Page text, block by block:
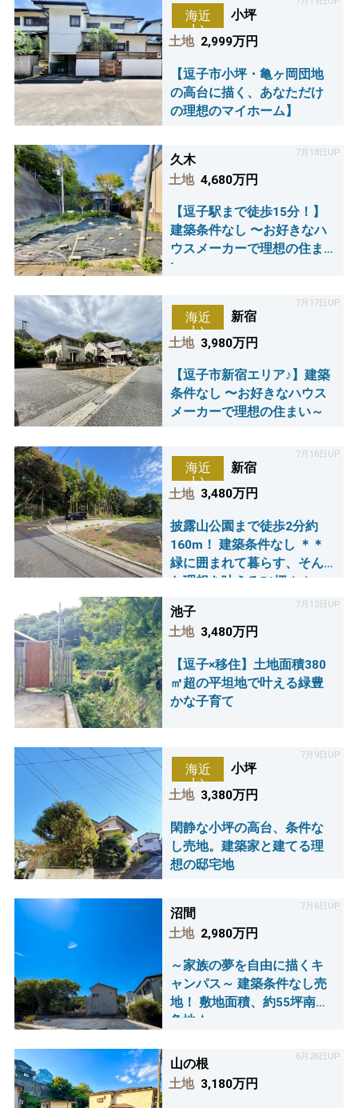
海近
い
小坪
土地 2,999万円
【逗子市小坪・亀ヶ岡団地
の高台に描く、あなただけ
の理想のマイホーム】
7月18日UP
久木
土地 4,680万円
【逗子駅まで徒歩15分！】
建築条件なし 〜お好きなハ
ウスメーカーで理想の住ま
い～
7月17日UP
海近
い
新宿
土地 3,980万円
【逗子市新宿エリア♪】建築
条件なし 〜お好きなハウス
メーカーで理想の住まい～
7月16日UP
海近
い
新宿
土地 3,480万円
披露山公園まで徒歩2分約
160m！ 建築条件なし ＊＊
緑に囲まれて暮らす、そん
な理想を叶える51坪＊＊
7月12日UP
池子
土地 3,480万円
【逗子×移住】土地面積380
㎡超の平坦地で叶える緑豊
かな子育て
7月9日UP
海近
い
小坪
土地 3,380万円
閑静な小坪の高台、条件な
し売地。建築家と建てる理
想の邸宅地
7月6日UP
沼間
土地 2,980万円
～家族の夢を自由に描くキ
ャンパス～ 建築条件なし売
地！ 敷地面積、約55坪南東
角地☆
6月26日UP
山の根
土地 3,180万円